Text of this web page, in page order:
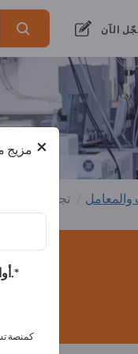
الآنمن المصدرين 16
تجهيزات
× مزيج
أوافق على تلقي الرسائل الإخبارية الخاصة بك وأوافق على بيان خصوصية البيانات.